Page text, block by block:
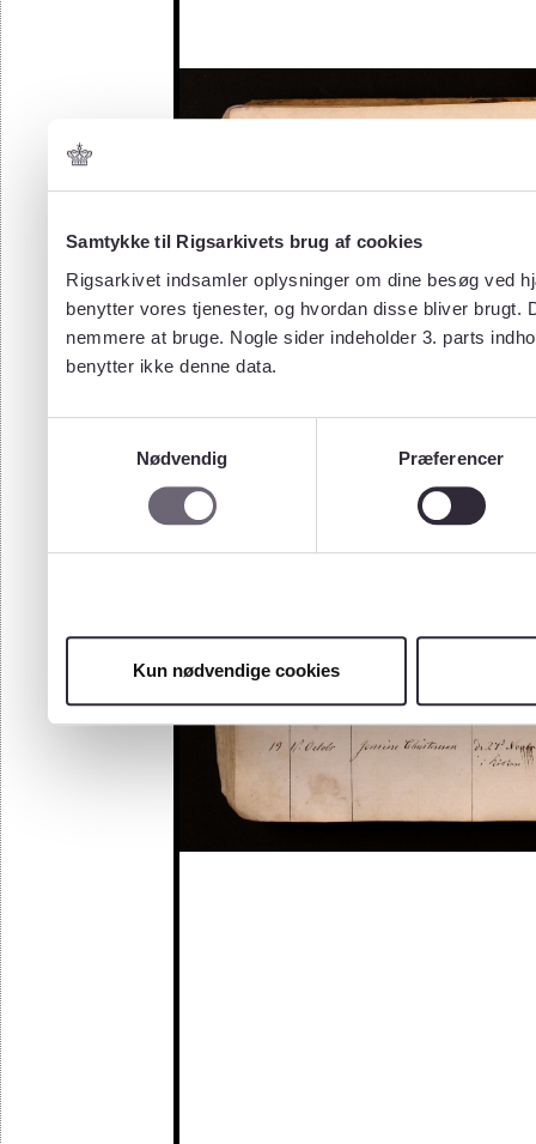
Samtykke til Rigsarkivets brug af cookies
Rigsarkivet indsamler oplysninger om dine besøg ved
benytter vores tjenester, og hvordan disse bliver
nemmere at bruge. Nogle sider indeholder 3. parts
benytter ikke denne data.
Nødvendig
Præferencer
Kun nødvendige cookies